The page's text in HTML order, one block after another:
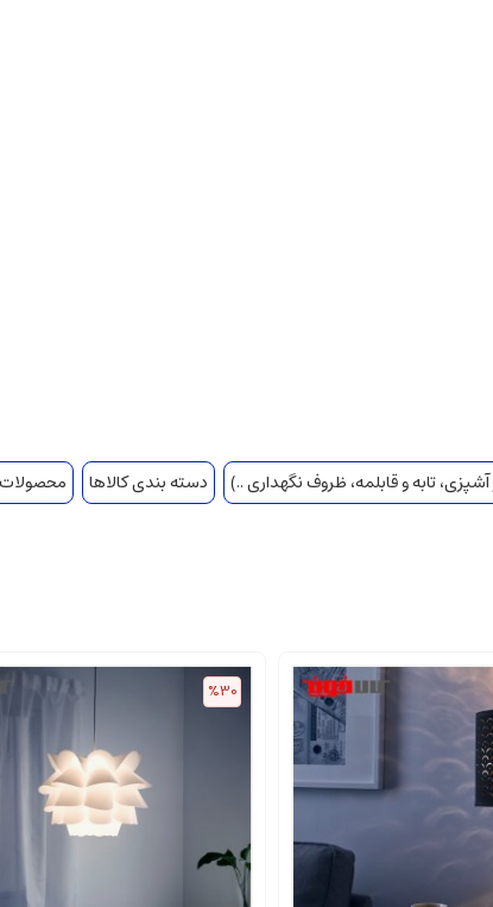
آشپزی، تابه و قابلمه، ظروف نگهداری ..) دسته بندی کالاها محصولات
%30